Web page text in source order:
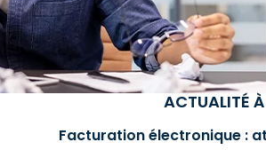
ACTUALITÉ
Facturation électronique :